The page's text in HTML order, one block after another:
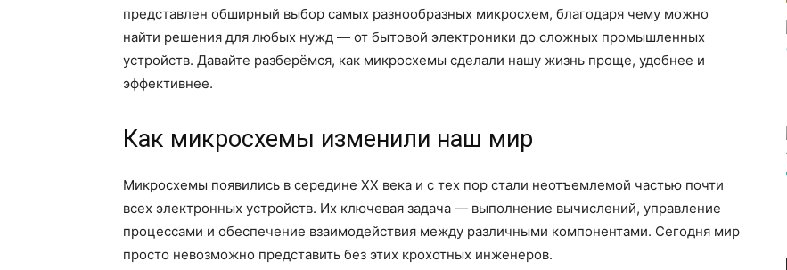
представлен обширный выбор самых разнообразных микросхем, благодаря чему можно
найти решения для любых нужд — от бытовой электроники до сложных промышленных
устройств. Давайте разберёмся, как микросхемы сделали нашу жизнь проще, удобнее и
эффективнее.
Как микросхемы изменили наш мир
Микросхемы появились в середине XX века и с тех пор стали неотъемлемой частью почти
всех электронных устройств. Их ключевая задача — выполнение вычислений, управление
процессами и обеспечение взаимодействия между различными компонентами. Сегодня мир
просто невозможно представить без этих крохотных инженеров.